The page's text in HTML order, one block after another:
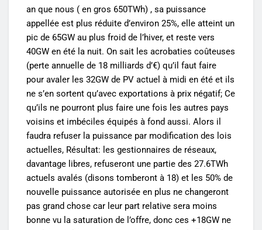
an que nous ( en gros 650TWh) , sa puissance
appellée est plus réduite d’environ 25%, elle atteint un
pic de 65GW au plus froid de l’hiver, et reste vers
40GW en été la nuit. On sait les acrobaties coûteuses
(perte annuelle de 18 milliards d’€) qu’il faut faire
pour avaler les 32GW de PV actuel à midi en été et ils
ne s’en sortent qu’avec exportations à prix négatif; Ce
qu’ils ne pourront plus faire une fois les autres pays
voisins et imbéciles équipés à fond aussi. Alors il
faudra refuser la puissance par modification des lois
actuelles, Résultat: les gestionnaires de réseaux,
davantage libres, refuseront une partie des 27.6TWh
actuels avalés (disons tomberont à 18) et les 50% de
nouvelle puissance autorisée en plus ne changeront
pas grand chose car leur part relative sera moins
bonne vu la saturation de l’offre, donc ces +18GW ne